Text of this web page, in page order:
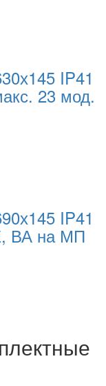
IP41
23 мод.
IP41
ВА на МП